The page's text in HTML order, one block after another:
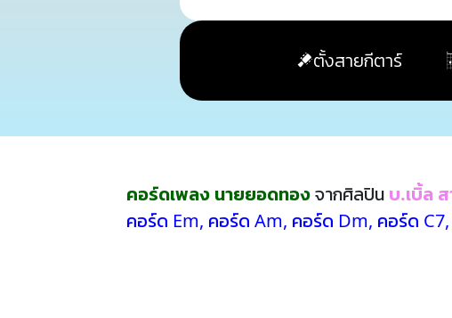
ตั้งสายกีตาร์
คอร์ดเพลง นายยอดทองจากศิลปิน บ.เบิ้ล
คอร์ด Em, คอร์ด Am, คอร์ด Dm, คอร์ด C7,